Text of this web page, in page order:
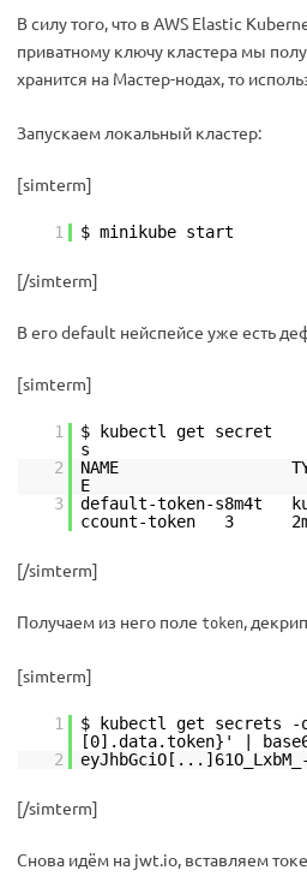
В силу того, что в AWS Elastic
приватному ключу кластера мы
хранится на Мастер-нодах, то
Запускаем локальный кластер:
[simterm]
1 $ minikube start
[/simterm]
В его default нейспейсе уже есть
[simterm]
1
$ kubectl get secret
2
NAME
3
default-token-s8m4t
ccount-token 3
[/simterm]
Получаем из него поле token,
[simterm]
1
$ kubectl get secrets -
[0].data.token}' |
2
[/simterm]
Снова идём на jwt.io, вставляем